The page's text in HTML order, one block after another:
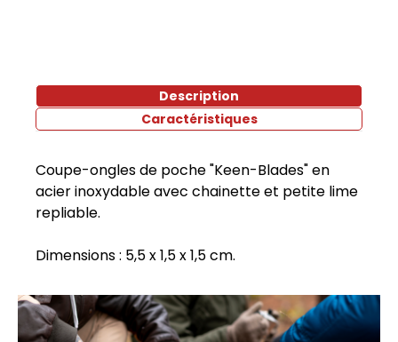
Description
Caractéristiques
Coupe-ongles de poche "Keen-Blades" en
acier inoxydable avec chainette et petite lime
repliable.
Dimensions : 5,5 x 1,5 x 1,5 cm.